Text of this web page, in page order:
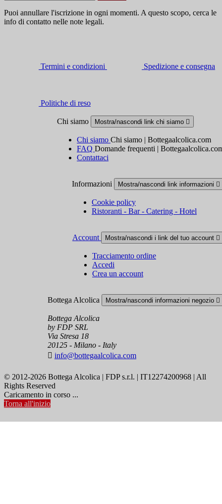
Puoi annullare l'iscrizione in ogni momenti. A questo scopo, cerca le
info di contatto nelle note legali.
Termini e condizioni Spedizione e consegna
Politiche di reso
Chi siamo Mostra/nascondi link chi siamo 
Chi siamo Chi siamo | Bottegaalcolica.com
FAQ Domande frequenti |
Contattaci
Informazioni Mostra/nascondi link informazioni 
Cookie policy
Ristoranti - Bar - Catering - Hotel
Account Mostra/nascondi i link del tuo account 
Tracciamento ordine
Accedi
Crea un account
Bottega Alcolica Mostra/nascondi informazioni negozio 
Bottega Alcolica
by FDP SRL
Via Stresa 18
20125 - Milano - Italy
 info@bottegaalcolica.com
© 2012-2026 Bottega Alcolica | FDP s.r.l. | IT12274200968 | All
Rights Reserved
Caricamento in corso ...
Torna all'inizio